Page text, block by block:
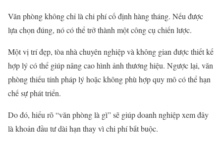
Văn phòng không chỉ là chi phí cố định hàng tháng. Nếu được
lựa chọn đúng, nó có thể trở thành một công cụ chiến lược.
Một vị trí đẹp, tòa nhà chuyên nghiệp và không gian được thiết kế
hợp lý có thể giúp nâng cao hình ảnh thương hiệu. Ngược lại, văn
phòng thiếu tính pháp lý hoặc không phù hợp quy mô có thể hạn
chế sự phát triển.
Do đó, hiểu rõ “văn phòng là gì” sẽ giúp doanh nghiệp xem đây
là khoản đầu tư dài hạn thay vì chi phí bắt buộc.